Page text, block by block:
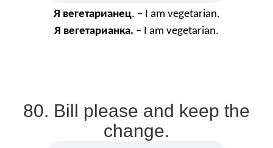
Я вегетарианец. – I am vegetarian.
Я вегетарианка. – I am vegetarian.
80. Bill please and keep the
change.